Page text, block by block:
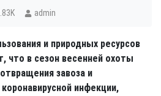
admin
и природных ресурсов
в сезон весенней охоты
завоза и
инфекции,